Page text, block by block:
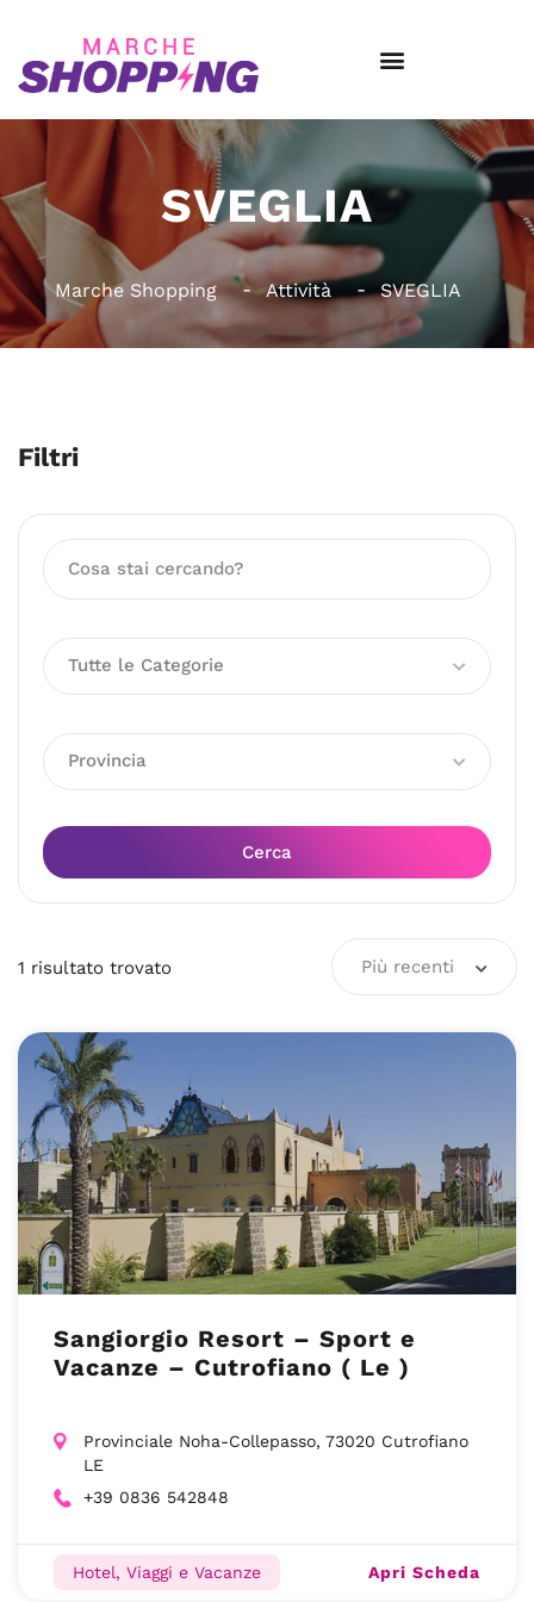
SVEGLIA
Marche Shopping Attività SVEGLIA
Filtri
Tutte le Categorie
Provincia
Cerca
1 risultato trovato Più recenti
Sangiorgio Resort – Sport e
Vacanze – Cutrofiano ( Le )
Provinciale Noha-Collepasso, 73020 Cutrofiano
LE
+39 0836 542848
Hotel, Viaggi e Vacanze Apri Scheda